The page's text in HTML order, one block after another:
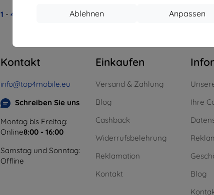
Anpassen
Ablehnen
1 - 4
Kontakt
info@top4mobile.eu
Schreiben Sie uns
Montag bis Freitag:
Online8:00 - 16:00
Samstag und Sonntag:
Offline
Einkaufen
Versand & Zahlung
Blog
Cashback
Widerrufsbelehrung
Reklamation
Kontakt
Ihre
Blog